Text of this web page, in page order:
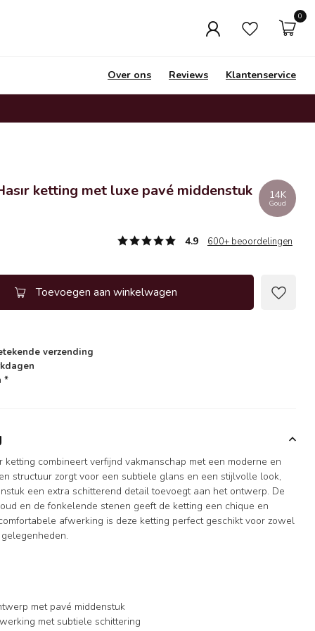
0
Over ons Reviews Klantenservice
ketting met luxe pavé middenstuk 14K
Goud
4.9 600+ beoordelingen
Toevoegen aan winkelwagen
verzending
*
ketting combineert verfijnd vakmanschap met een moderne en
structuur zorgt voor een subtiele glans en een stijlvolle look,
een extra schitterend detail toevoegt aan het ontwerp. De
en de fonkelende stenen geeft de ketting een chique en
afwerking is deze ketting perfect geschikt voor zowel
met pavé middenstuk
met subtiele schittering